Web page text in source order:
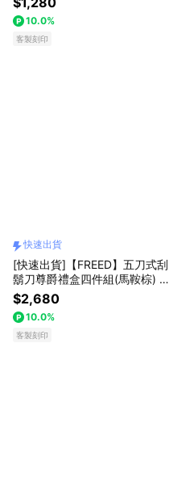
生禮物 巨蟹座 禮物獨家 新品上
市 送給男生 男友禮物 壽星禮物
獅子座
10.0%
客製刻印
快速出貨
[快速出貨]【FREED】五刀式刮
鬍刀尊爵禮盒四件組(馬鞍棕) 客
製化刻字 生日禮物 送禮推薦 男
生禮物 巨蟹座 禮物獨家 新品上
市 送給男生 男友禮物 壽星禮物
獅子座
$2,680
10.0%
客製刻印